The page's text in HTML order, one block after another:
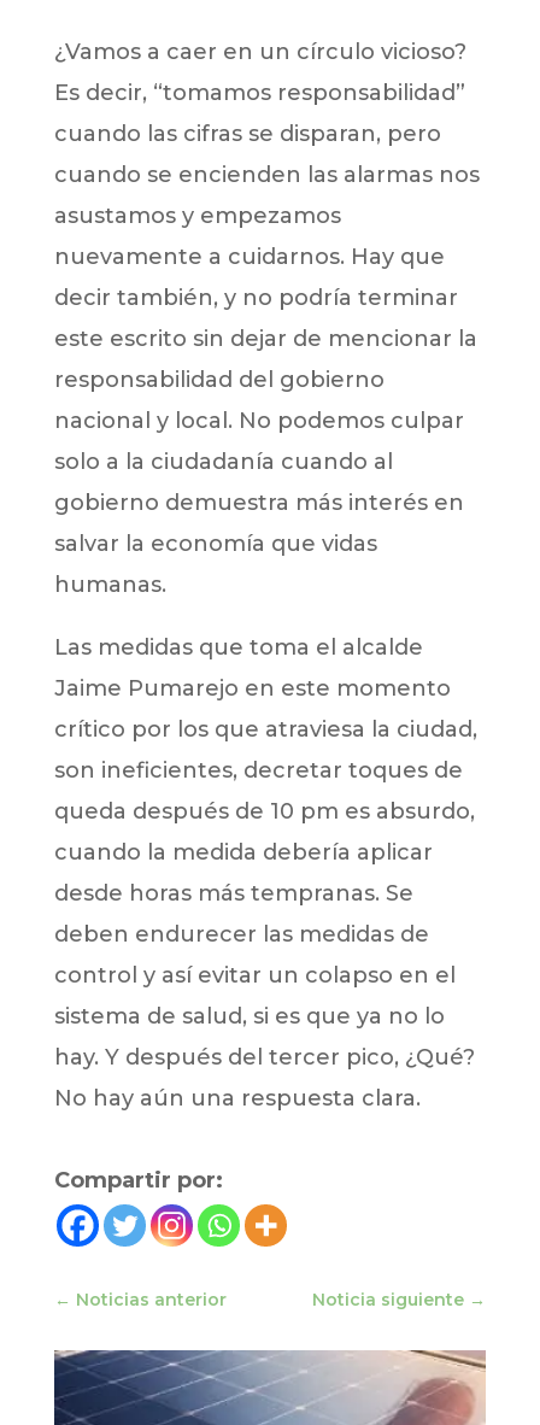
¿Vamos a caer en un círculo vicioso?
Es decir, “tomamos responsabilidad”
cuando las cifras se disparan, pero
cuando se encienden las alarmas nos
asustamos y empezamos
nuevamente a cuidarnos. Hay que
decir también, y no podría terminar
este escrito sin dejar de mencionar la
responsabilidad del gobierno
nacional y local. No podemos culpar
solo a la ciudadanía cuando al
gobierno demuestra más interés en
salvar la economía que vidas
humanas.
Las medidas que toma el alcalde
Jaime Pumarejo en este momento
crítico por los que atraviesa la ciudad,
son ineficientes, decretar toques de
queda después de 10 pm es absurdo,
cuando la medida debería aplicar
desde horas más tempranas. Se
deben endurecer las medidas de
control y así evitar un colapso en el
sistema de salud, si es que ya no lo
hay. Y después del tercer pico, ¿Qué?
No hay aún una respuesta clara.
Compartir por:
← Noticias anterior Noticia siguiente →